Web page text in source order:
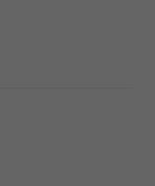
med dina personliga